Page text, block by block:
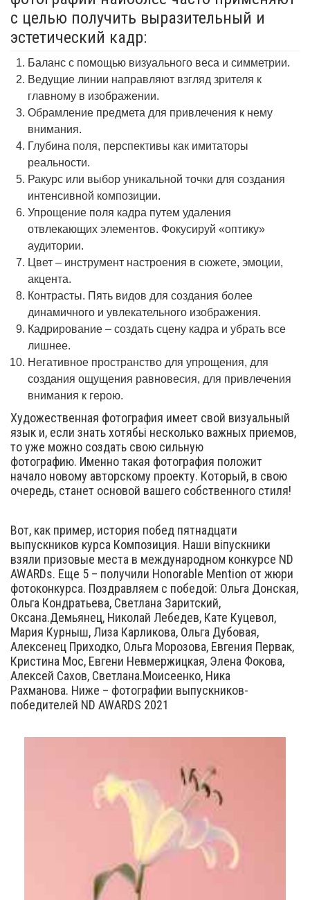
с целью получить выразительный и
эстетический кадр:
Баланс с помощью визуального веса и симметрии.
Ведущие линии направляют взгляд зрителя к
главному в изображении.
Обрамление предмета для привлечения к нему
внимания.
Глубина поля, перспективы как имитаторы
реальности.
Ракурс или выбор уникальной точки для создания
интенсивной композиции.
Упрощение поля кадра путем удаления
отвлекающих элементов. Фокусируй «оптику»
аудитории.
Цвет – инструмент настроения в сюжете, эмоции,
акцента.
Контрасты. Пять видов для создания более
динамичного и увлекательного изображения.
Кадрирование – создать сцену кадра и убрать все
лишнее.
Негативное пространство для упрощения, для
создания ощущения равновесия, для привлечения
внимания к герою.
Художественная фотография имеет свой визуальный
язык и, если знать хотябьі несколько важных приемов,
то уже можно создать свою сильную
фотографию. Именно такая фотография положит
начало новому авторскому проекту. Который, в свою
очередь, станет основой вашего собственного стиля!
Вот, как пример, история побед пятнадцати
выпускников курса Композиция. Наши віпускники
взяли призовые места в международном конкурсе ND
AWARDs. Еще 5 – получили Honorable Mention от жюри
фотоконкурса. Поздравляем с победой: Ольга Донская,
Ольга Кондратьева, Светлана Заритский,
Оксана.Демьянец, Николай Лебедев, Кате Куцевол,
Мария Курныш, Лиза Карликова, Ольга Дубовая,
Алексенец Приходко, Ольга Морозова, Евгения Первак,
Кристина Мос, Евгени Невмержицкая, Элена Фокова,
Алексей Сахов, Светлана.Моисеенко, Ника
Рахманова. Ниже – фотографии выпускников-
победителей ND AWARDS 2021